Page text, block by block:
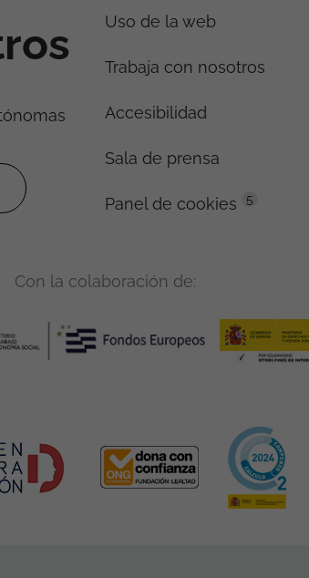
Uso de la web
Trabaja con nosotros
Accesibilidad
Sala de prensa
Panel de cookies 5
Con la colaboración de: